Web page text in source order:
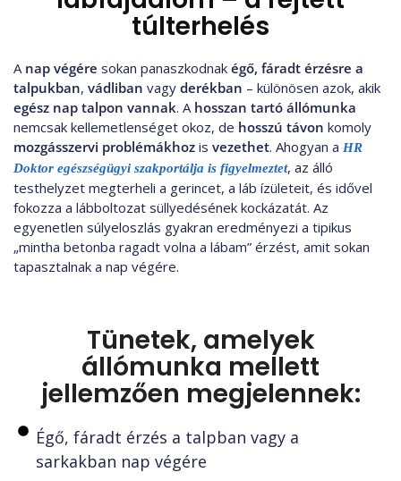
túlterhelés
A nap végére sokan panaszkodnak égő, fáradt érzésre a
talpukban, vádliban vagy derékban – különösen azok, akik
egész nap talpon vannak. A hosszan tartó állómunka
nemcsak kellemetlenséget okoz, de hosszú távon komoly
mozgásszervi problémákhoz is vezethet. Ahogyan a HR
Doktor egészségügyi szakportálja is figyelmeztet, az álló
testhelyzet megterheli a gerincet, a láb ízületeit, és idővel
fokozza a lábboltozat süllyedésének kockázatát. Az
egyenetlen súlyeloszlás gyakran eredményezi a tipikus
„mintha betonba ragadt volna a lábam” érzést, amit sokan
tapasztalnak a nap végére.
Tünetek, amelyek
állómunka mellett
jellemzően megjelennek:
Égő, fáradt érzés a talpban vagy a
sarkakban nap végére